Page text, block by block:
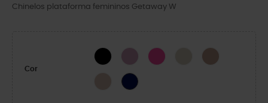
Chinelos plataforma femininos Getaway W
Cor
BLACK HydrangeaPink CrushStucco-XBandana
NAVY